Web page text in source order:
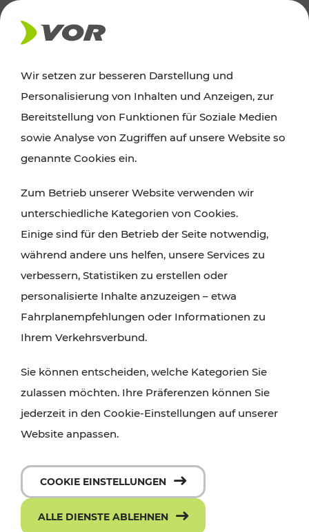
AKTUELLES
Ausflugstipps
Wien, Niederösterreich und das Burgenland
Wanderungen, Kultur und Gastronomie,
Radtouren oder purer Naturgenuss – viele
Attraktionen sind mit den Ticket- und Fahrplan-
Angeboten des VOR gut und schnell erreichbar.
Wir setzen zur besseren Darstellung und
Personalisierung von Inhalten und Anzeigen, zur
Bereitstellung von Funktionen für Soziale Medien
sowie Analyse von Zugriffen auf unsere Website so
genannte Cookies ein.
Zum Betrieb unserer Website verwenden wir
unterschiedliche Kategorien von Cookies.
Einige sind für den Betrieb der Seite notwendig,
während andere uns helfen, unsere Services zu
verbessern, Statistiken zu erstellen oder
personalisierte Inhalte anzuzeigen – etwa
Fahrplanempfehlungen oder Informationen zu
Ihrem Verkehrsverbund.
Sie können entscheiden, welche Kategorien Sie
zulassen möchten. Ihre Präferenzen können Sie
jederzeit in den Cookie-Einstellungen auf unserer
Website anpassen.
COOKIE EINSTELLUNGEN
ALLE DIENSTE ABLEHNEN